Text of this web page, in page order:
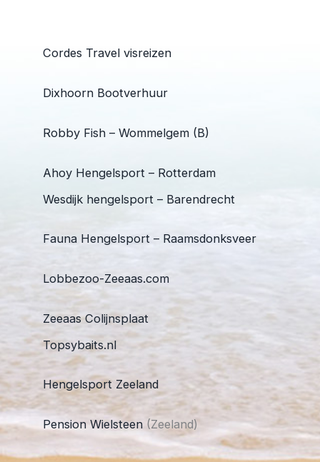
Cordes Travel visreizen
Dixhoorn Bootverhuur
Robby Fish – Wommelgem (B)
Ahoy Hengelsport – Rotterdam
Wesdijk hengelsport – Barendrecht
Fauna Hengelsport – Raamsdonksveer
Lobbezoo-Zeeaas.com
Zeeaas Colijnsplaat
Topsybaits.nl
Hengelsport Zeeland
Pension Wielsteen (Zeeland)